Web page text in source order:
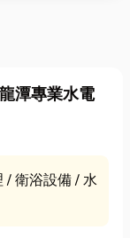
潭專業水電
/ 衛浴設備 / 水